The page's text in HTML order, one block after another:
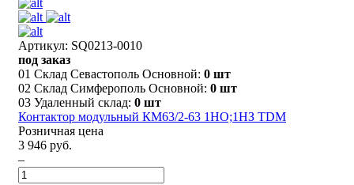
Артикул: SQ0213-0010
под заказ
01 Склад Севастополь Основной: 0 шт
02 Склад Симферополь Основной: 0 шт
03 Удаленный склад: 0 шт
Контактор модульный КМ63/2-63 1НО;1НЗ TDM
Розничная цена
3 946 руб.
–